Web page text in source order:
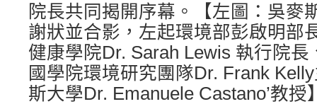
院長共同揭開序幕。【左圖：吳麥
謝狀並合影，左起環境部彭啟明部
健康學院Dr. Sarah Lewis 執行院
國學院環境研究團隊Dr. Frank
斯大學Dr. Emanuele Castano’教授